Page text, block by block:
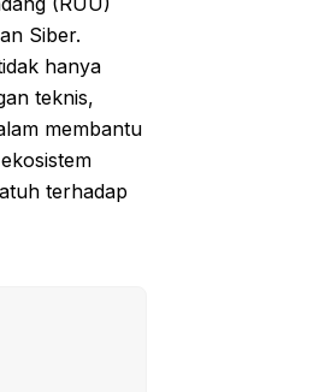
Siber.
hanya
teknis,
membantu
terhadap